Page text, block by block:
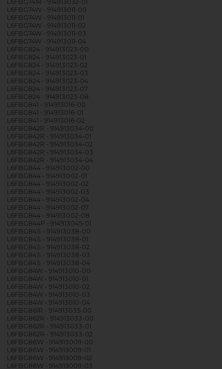
L6FBG74W - 914913011-00
L6FBG74W - 914913011-01
L6FBG74W - 914913011-02
L6FBG74W - 914913011-03
L6FBG74W - 914913011-04
L6FBG824 - 914913023-00
L6FBG824 - 914913023-01
L6FBG824 - 914913023-02
L6FBG824 - 914913023-03
L6FBG824 - 914913023-04
L6FBG824 - 914913023-07
L6FBG824 - 914913023-08
L6FBG841 - 914913016-00
L6FBG841 - 914913016-01
L6FBG841 - 914913016-02
L6FBG842R - 914913034-00
L6FBG842R - 914913034-01
L6FBG842R - 914913034-02
L6FBG842R - 914913034-03
L6FBG842R - 914913034-04
L6FBG844 - 914913002-00
L6FBG844 - 914913002-01
L6FBG844 - 914913002-02
L6FBG844 - 914913002-03
L6FBG844 - 914913002-04
L6FBG844 - 914913002-07
L6FBG844 - 914913002-08
L6FBG844P - 914913045-01
L6FBG84S - 914913038-00
L6FBG84S - 914913038-01
L6FBG84S - 914913038-02
L6FBG84S - 914913038-03
L6FBG84S - 914913038-04
L6FBG84W - 914913010-00
L6FBG84W - 914913010-01
L6FBG84W - 914913010-02
L6FBG84W - 914913010-03
L6FBG84W - 914913010-04
L6FBG861R - 914913035-00
L6FBG862R - 914913033-00
L6FBG862R - 914913033-01
L6FBG862R - 914913033-02
L6FBG86W - 914913009-00
L6FBG86W - 914913009-01
L6FBG86W - 914913009-02
L6FBG86W - 914913009-03